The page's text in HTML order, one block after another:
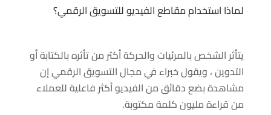
لماذا استخدام مقاطع الفيديو للتسويق الرقمي؟
يتأثر الشخص بالمرئيات والحركة أكثر من تأثره بالكتابة أو
التدوين ، ويقول خبراء في مجال التسويق الرقمي إن
مشاهدة بضع دقائق من الفيديو أكثر فاعلية للعملاء
من قراءة مليون كلمة مكتوبة.